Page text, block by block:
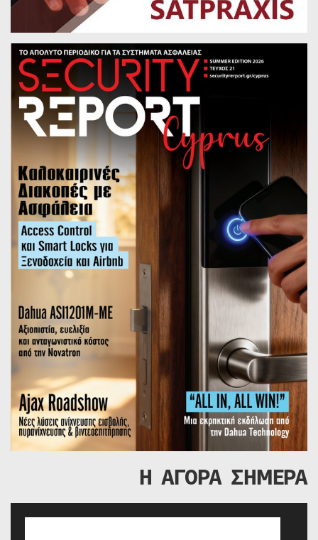
Η ΑΓΟΡΑ ΣΗΜΕΡΑ